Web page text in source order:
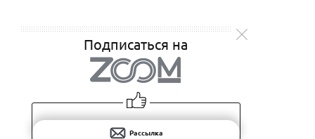
Подписаться на
Рассылка